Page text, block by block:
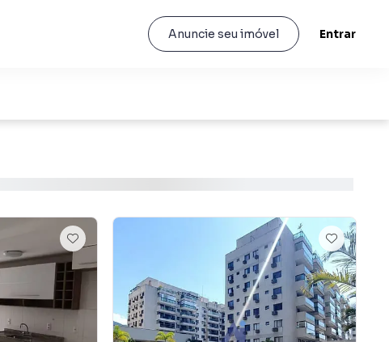
Anuncie seu imóvel Entrar